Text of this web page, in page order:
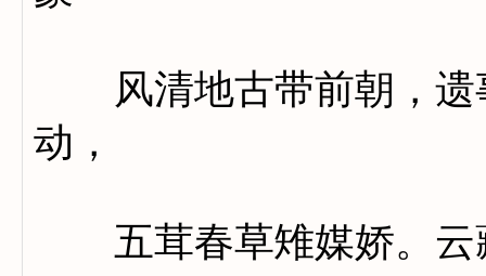
风清地古带前朝，遗
动，
五茸春草雉媒娇。云